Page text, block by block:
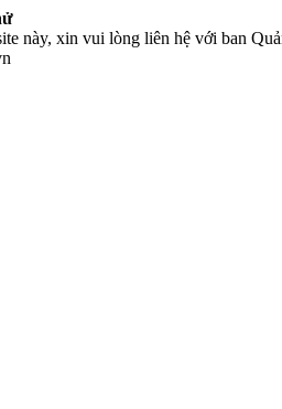
này, xin vui lòng liên hệ với ban